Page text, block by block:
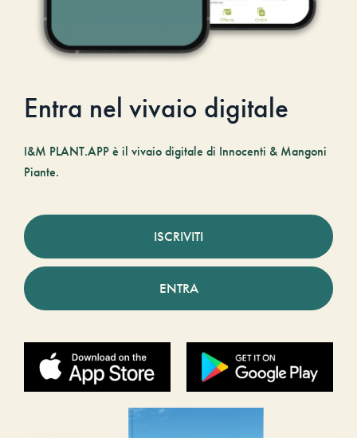
Entra nel vivaio digitale
I&M PLANT.APP è il vivaio digitale di Innocenti & Mangoni
Piante.
ISCRIVITI
ENTRA